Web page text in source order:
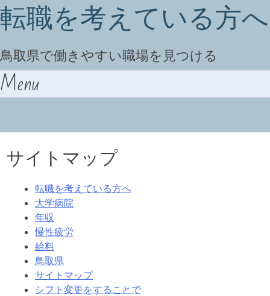
転職を考えている方へ
鳥取県で働きやすい職場を見つける
Menu
サイトマップ
転職を考えている方へ
大学病院
年収
慢性疲労
給料
鳥取県
サイトマップ
シフト変更をすることで